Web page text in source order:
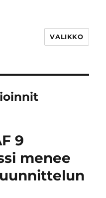
VALIKKO
9
menee